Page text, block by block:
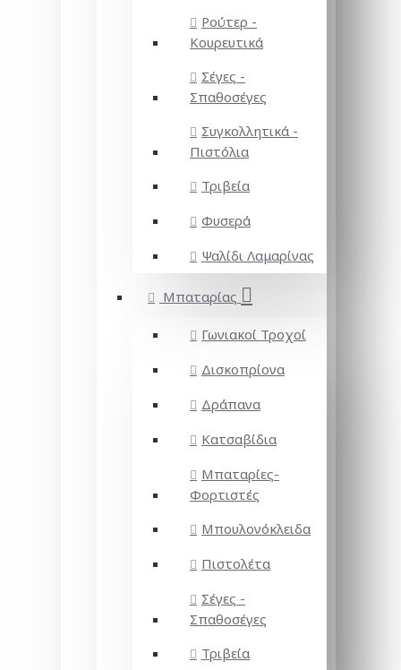
Ρούτερ -
Κουρευτικά
Σέγες -
Σπαθοσέγες
Συγκολλητικά -
Πιστόλια
Τριβεία
Φυσερά
Ψαλίδι Λαμαρίνας
Μπαταρίας
Γωνιακοί Τροχοί
Δισκοπρίονα
Δράπανα
Κατσαβίδια
Μπαταρίες-
Φορτιστές
Μπουλονόκλειδα
Πιστολέτα
Σέγες -
Σπαθοσέγες
Τριβεία